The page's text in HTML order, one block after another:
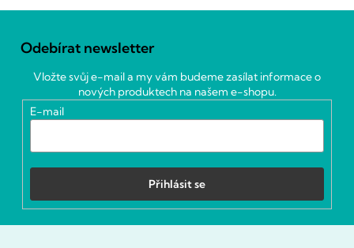
Odebírat newsletter
Vložte svůj e-mail a my vám budeme zasílat informace o
nových produktech na našem e-shopu.
E-mail
Přihlásit se